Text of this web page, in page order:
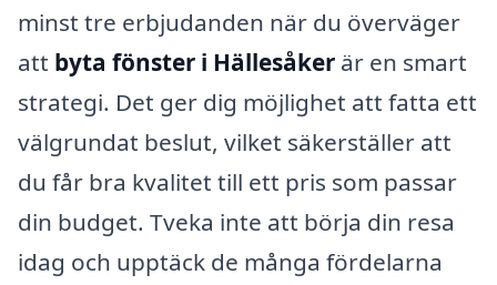
minst tre erbjudanden när du överväger
att byta fönster i Hällesåker är en smart
strategi. Det ger dig möjlighet att fatta ett
välgrundat beslut, vilket säkerställer att
du får bra kvalitet till ett pris som passar
din budget. Tveka inte att börja din resa
idag och upptäck de många fördelarna